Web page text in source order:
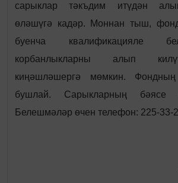
сарыклар тәкъдим итүдән
өләшүгә кадәр. Моннан тыш,
буенча квалификацияле
корбанлыкларны алып
киңәшләшергә мөмкин.
бушлай. Сарыкларның
Белешмәләр өчен телефон: 225-33-